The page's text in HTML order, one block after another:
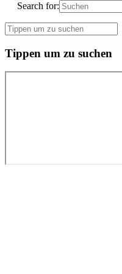
Search for:
Tippen um zu suchen